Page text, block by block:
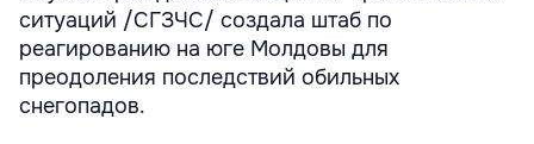
ситуаций /СГЗЧС/ создала штаб по
реагированию на юге Молдовы для
преодоления последствий обильных
снегопадов.